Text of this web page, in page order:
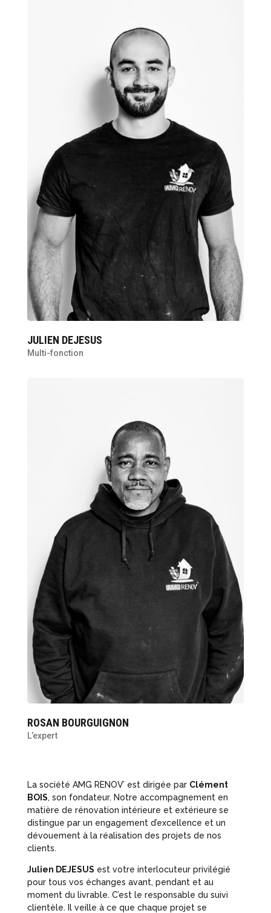
JULIEN DEJESUS
Multi-fonction
ROSAN BOURGUIGNON
L’expert
La société AMG RENOV’ est dirigée par Clément
BOIS, son fondateur. Notre accompagnement en
matière de rénovation intérieure et extérieure se
distingue par un engagement d’excellence et un
dévouement à la réalisation des projets de nos
clients.
Julien DEJESUS est votre interlocuteur privilégié
pour tous vos échanges avant, pendant et au
moment du livrable. C’est le responsable du suivi
clientèle. Il veille à ce que chaque projet se